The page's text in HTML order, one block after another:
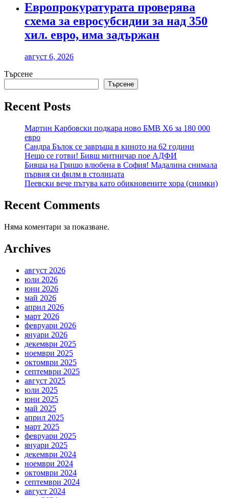
Европрокуратурата проверява
схема за евросубсидии за над 350
хил. евро, има задържан
август 6, 2026
Търсене
Търсене
Recent Posts
Мартин Карбовски подкара ново БМВ Х6 за 180 000
евро
Сандра Бълок се завръща в киното на 62 години
Нещо се готви! Бивш митничар пое АДФИ
Бивша на Гришо влюбена в София! Мадалина снимала
първия си филм в столицата
Пеевски вече пътува като обикновените хора (снимки)
Recent Comments
Няма коментари за показване.
Archives
август 2026
юли 2026
юни 2026
май 2026
април 2026
март 2026
февруари 2026
януари 2026
декември 2025
ноември 2025
октомври 2025
септември 2025
август 2025
юли 2025
юни 2025
май 2025
април 2025
март 2025
февруари 2025
януари 2025
декември 2024
ноември 2024
октомври 2024
септември 2024
август 2024